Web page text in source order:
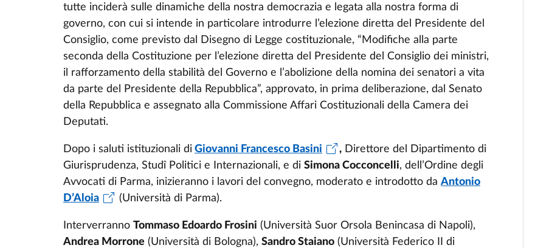
tutte inciderà sulle dinamiche della nostra democrazia e legata alla nostra forma di
governo, con cui si intende in particolare introdurre l’elezione diretta del Presidente del
Consiglio, come previsto dal Disegno di Legge costituzionale, “Modifiche alla parte
seconda della Costituzione per l’elezione diretta del Presidente del Consiglio dei ministri,
il rafforzamento della stabilità del Governo e l’abolizione della nomina dei senatori a vita
da parte del Presidente della Repubblica”, approvato, in prima deliberazione, dal Senato
della Repubblica e assegnato alla Commissione Affari Costituzionali della Camera dei
Deputati.
Dopo i saluti istituzionali di Giovanni Francesco Basini ,Direttore del Dipartimento di
Giurisprudenza, Studî Politici e Internazionali, e diSimona Cocconcelli, dell’Ordine degli
Avvocati di Parma, inizieranno i lavori del convegno, moderato e introdotto daAntonio
D’Aloia
(Università di Parma).
InterverrannoTommaso Edoardo Frosini (Università Suor Orsola Benincasa di Napoli),
Andrea Morrone (Università di Bologna),Sandro Staiano (Università Federico II di